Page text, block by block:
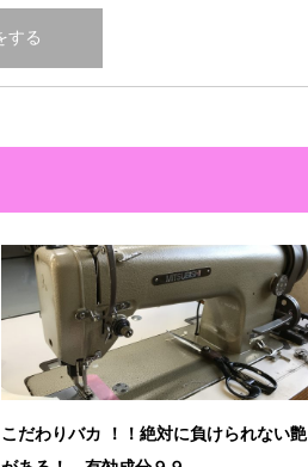
こだわりバカ ！！絶対に負けられない艶